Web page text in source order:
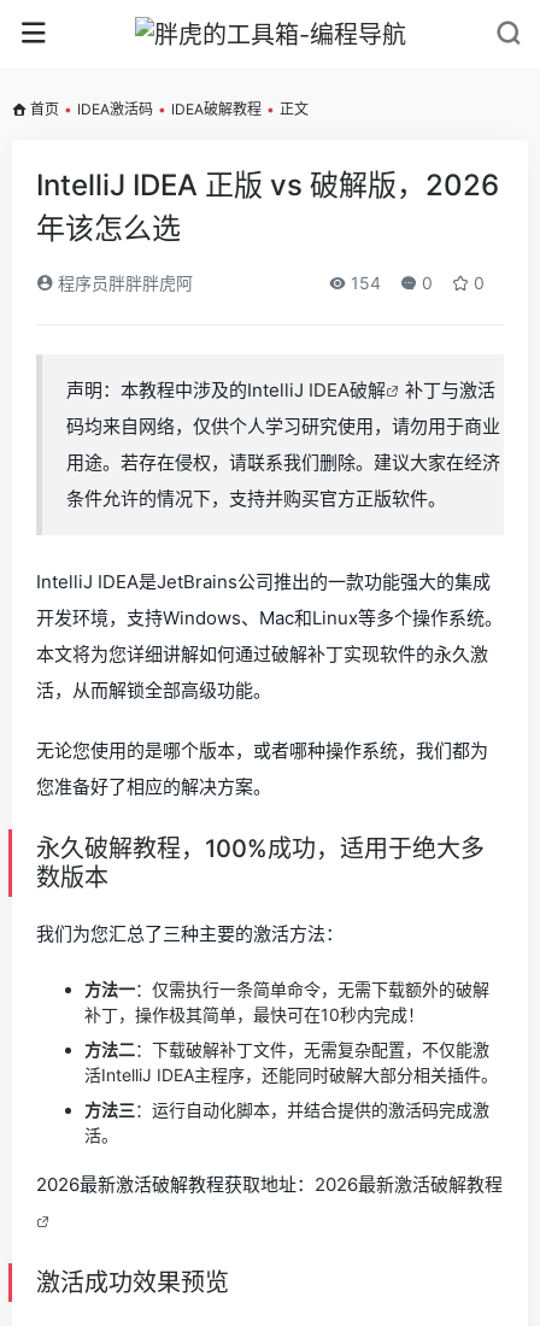
首页 • IDEA激活码 • IDEA破解教程 • 正文
IntelliJ IDEA 正版 vs 破解版，2026
年该怎么选
程序员胖胖胖虎阿 154 0 0
声明：本教程中涉及的IntelliJ IDEA破解
补丁与激活
码均来自网络，仅供个人学习研究使用，请勿用于商业
用途。若存在侵权，请联系我们删除。建议大家在经济
条件允许的情况下，支持并购买官方正版软件。
IntelliJ IDEA是JetBrains公司推出的一款功能强大的集成
开发环境，支持Windows、Mac和Linux等多个操作系统。
本文将为您详细讲解如何通过破解补丁实现软件的永久激
活，从而解锁全部高级功能。
无论您使用的是哪个版本，或者哪种操作系统，我们都为
您准备好了相应的解决方案。
永久破解教程，100%成功，适用于绝大多
数版本
我们为您汇总了三种主要的激活方法：
方法一：仅需执行一条简单命令，无需下载额外的破解
补丁，操作极其简单，最快可在10秒内完成！
方法二：下载破解补丁文件，无需复杂配置，不仅能激
活IntelliJ IDEA主程序，还能同时破解大部分相关插件。
方法三：运行自动化脚本，并结合提供的激活码完成激
活。
2026最新激活破解教程获取地址： 2026最新激活破解教程
激活成功效果预览